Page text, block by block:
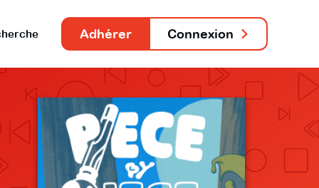
Adhérer Connexion